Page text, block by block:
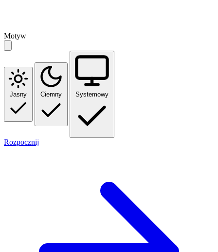
Motyw
Jasny Ciemny Systemowy
Rozpocznij